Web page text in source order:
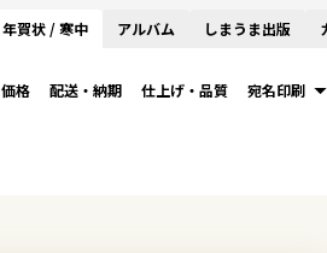
年賀状 / 寒中 アルバム しまうま出版
価格 配送・納期 仕上げ・品質 宛名印刷